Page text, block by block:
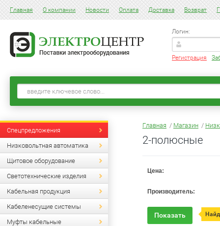
Главная О компании Новости Оплата Доставка Возврат
Логин:
Регистрация
Спецпредложения
Низковольтная автоматика
Щитовое оборудование
Светотехнические изделия
Кабельная продукция
Кабеленесущие системы
Муфты кабельные
Главная / Магазин /
2-полюсные
Цена:
Производитель:
Показать